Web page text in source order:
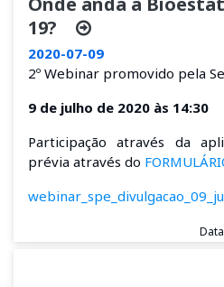
19?
2020-07-09
2º Webinar promovido pela
9 de julho de 2020 às 14:30
Participação através da
prévia através do